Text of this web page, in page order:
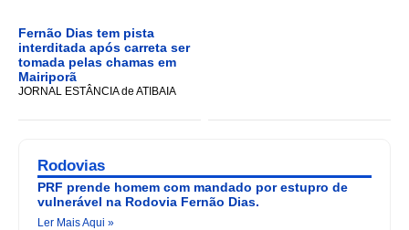
Fernão Dias tem pista
interditada após carreta ser
tomada pelas chamas em
Mairiporã
JORNAL ESTÂNCIA de ATIBAIA
Rodovias
PRF prende homem com mandado por estupro de
vulnerável na Rodovia Fernão Dias.
Ler Mais Aqui »